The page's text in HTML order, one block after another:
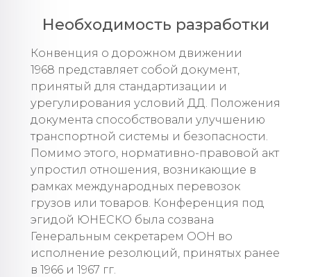
Необходимость разработки
Конвенция о дорожном движении
1968 представляет собой документ,
принятый для стандартизации и
урегулирования условий ДД. Положения
документа способствовали улучшению
транспортной системы и безопасности.
Помимо этого, нормативно-правовой акт
упростил отношения, возникающие в
рамках международных перевозок
грузов или товаров. Конференция под
эгидой ЮНЕСКО была созвана
Генеральным секретарем ООН во
исполнение резолюций, принятых ранее
в 1966 и 1967 гг.